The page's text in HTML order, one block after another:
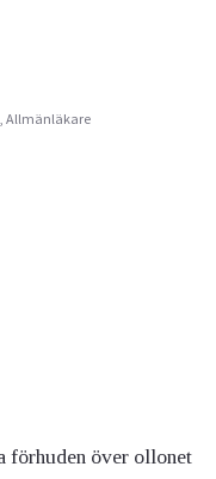
, Allmänläkare
förhuden över ollonet